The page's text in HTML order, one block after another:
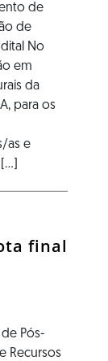
de
de
No
em
da
para os
as e
final
Pós-
Recursos